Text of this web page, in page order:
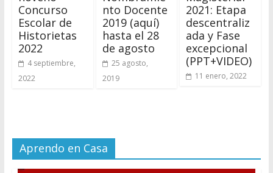
Concurso
Escolar de
Historietas
2022
4 septiembre,
2022
nto Docente
2019 (aquí)
hasta el 28
de agosto
25 agosto,
2019
2021: Etapa
descentraliz
ada y Fase
excepcional
(PPT+VIDEO)
11 enero, 2022
Aprendo en Casa